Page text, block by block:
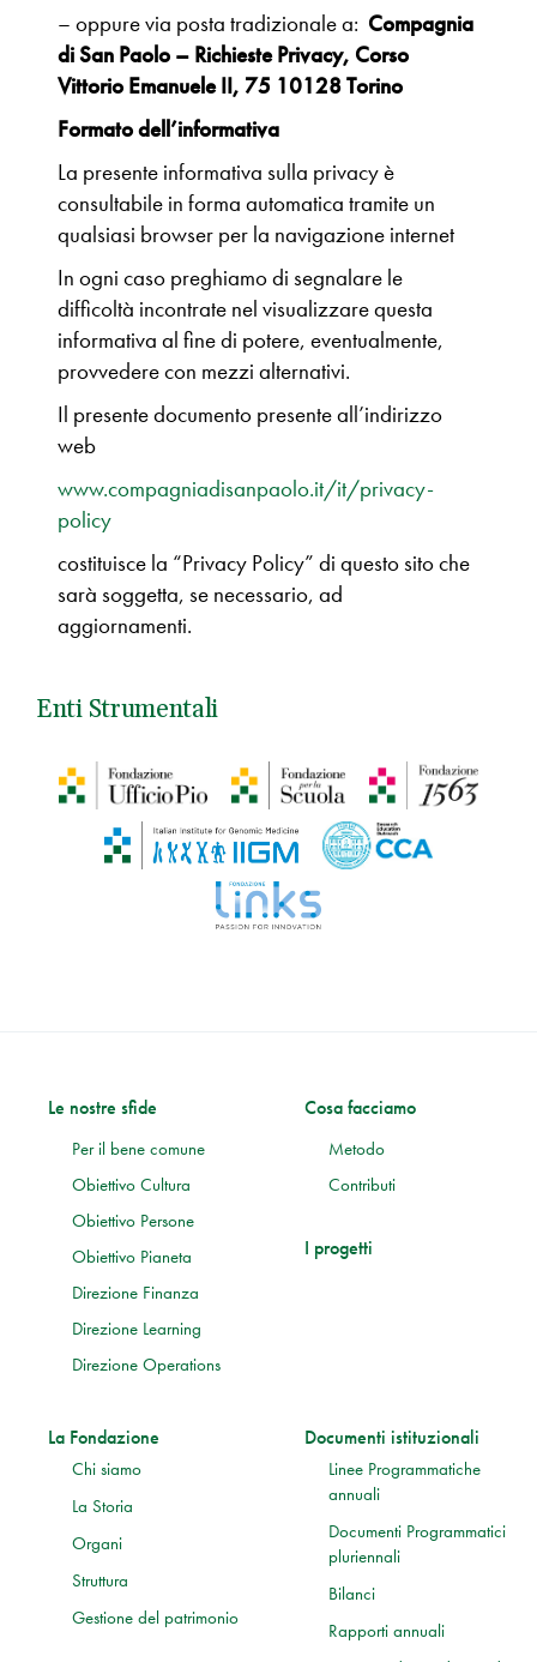
– oppure via posta tradizionale a: Compagnia
di San Paolo – Richieste Privacy, Corso
Vittorio Emanuele II, 75 10128 Torino
Formato dell’informativa
La presente informativa sulla privacy è
consultabile in forma automatica tramite un
qualsiasi browser per la navigazione internet
In ogni caso preghiamo di segnalare le
difficoltà incontrate nel visualizzare questa
informativa al fine di potere, eventualmente,
provvedere con mezzi alternativi.
Il presente documento presente all’indirizzo
web
www.compagniadisanpaolo.it/it/privacy-
policy
costituisce la “Privacy Policy” di questo sito che
sarà soggetta, se necessario, ad
aggiornamenti.
Enti Strumentali
Le nostre sfide
Per il bene comune
Obiettivo Cultura
Obiettivo Persone
Obiettivo Pianeta
Direzione Finanza
Direzione Learning
Direzione Operations
Cosa facciamo
Metodo
Contributi
I progetti
La Fondazione
Chi siamo
La Storia
Organi
Struttura
Gestione del patrimonio
Documenti istituzionali
Linee Programmatiche
annuali
Documenti Programmatici
pluriennali
Bilanci
Rapporti annuali